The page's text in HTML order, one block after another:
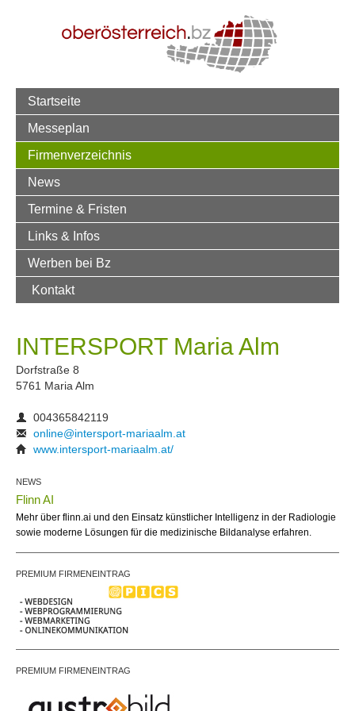
Startseite
Messeplan
Firmenverzeichnis
News
Termine & Fristen
Links & Infos
Werben bei Bz
Kontakt
INTERSPORT Maria Alm
Dorfstraße 8
5761 Maria Alm
004365842119
online@intersport-mariaalm.at
www.intersport-mariaalm.at/
NEWS
Flinn AI
Mehr über flinn.ai und den Einsatz künstlicher Intelligenz in der Radiologie
sowie moderne Lösungen für die medizinische Bildanalyse erfahren.
PREMIUM FIRMENEINTRAG
PREMIUM FIRMENEINTRAG